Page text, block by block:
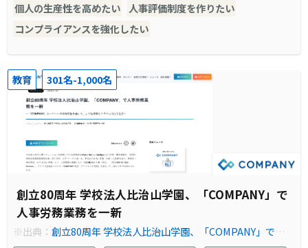
個人の生産性を高めたい
人事評価制度を作りたい
コンプライアンスを強化したい
教育 301名-1,000名
創立80周年 学校法人比治山学園、「COMPANY」で
人事労務業務を一新
※出典：創立80周年 学校法人比治山学園、「COMPANY」で人事